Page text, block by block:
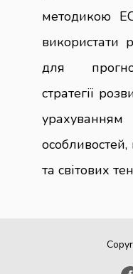
методикою
використати
для
стратегії
та світових